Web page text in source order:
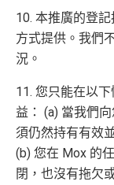
10. 本推廣的登
方式提供。我們
況。
11. 您只能在以
益： (a) 當我們
須仍然持有有效
(b) 您在 Mox 的
閉，也沒有拖欠